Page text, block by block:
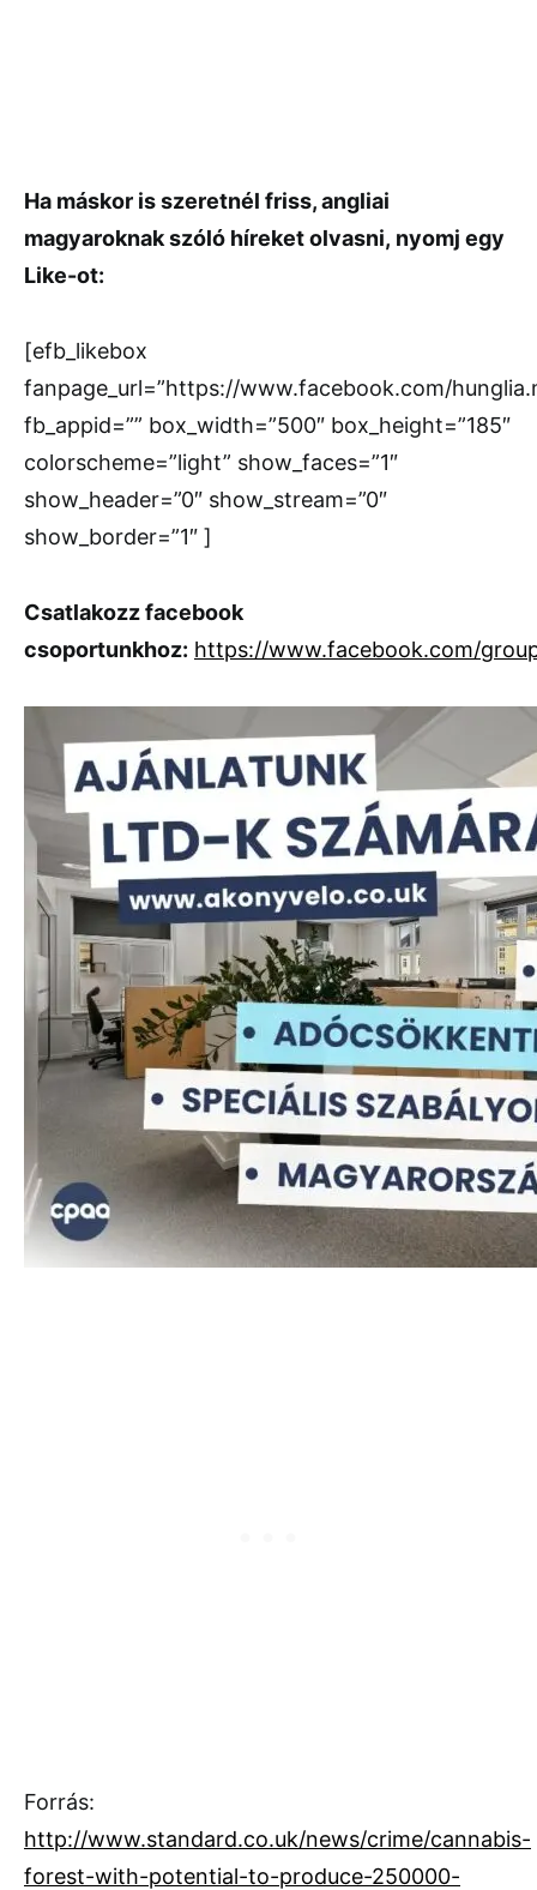
Ha máskor is szeretnél friss, angliai
magyaroknak szóló híreket olvasni, nyomj egy
Like-ot:
[efb_likebox
fanpage_url=”https://www.facebook.com/
fb_appid=”” box_width=”500″ box_height=”185″
colorscheme=”light” show_faces=”1″
show_header=”0″ show_stream=”0″
show_border=”1″ ]
Csatlakozz facebook
csoportunkhoz: https://www.facebook.com/
Forrás:
http://www.standard.co.uk/news/crime/cannabis-
forest-with-potential-to-produce-250000-